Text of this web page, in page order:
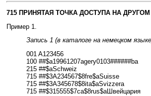
715 ПРИНЯТАЯ ТОЧКА ДОСТУПА НА
Пример 1.
Запись 1 (в каталоге на немецком
001 A123456
100 ##$a19961207agery0103######ba
215 ##$aSchweiz
715 ##$3A234567$8fre$aSuisse
715 ##$3A345678$8ita$aSvizzera
715 ##$315555$7ca$8rus$aШвейцария